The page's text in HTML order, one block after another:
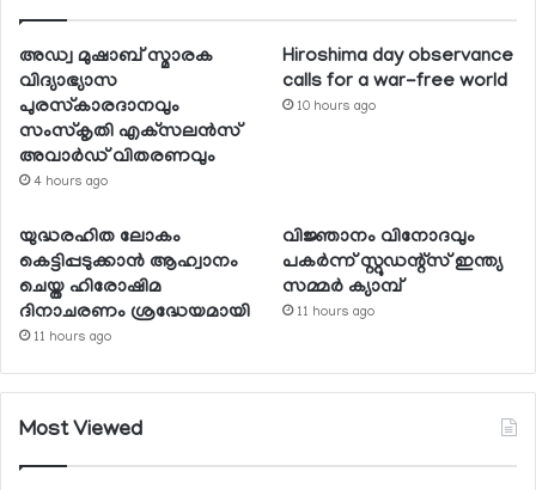
അഡ്വ മുഷാബ് സ്മാരക
വിദ്യാഭ്യാസ
പുരസ്‌കാരദാനവും
സംസ്‌കൃതി എക്‌സലന്‍സ്
അവാര്‍ഡ് വിതരണവും
4 hours ago
Hiroshima day observance
calls for a war-free world
10 hours ago
യുദ്ധരഹിത ലോകം
കെട്ടിപ്പടുക്കാന്‍ ആഹ്വാനം
ചെയ്ത ഹിരോഷിമ
ദിനാചരണം ശ്രദ്ധേയമായി
11 hours ago
വിജ്ഞാനം വിനോദവും
പകര്‍ന്ന് സ്റ്റുഡന്റ്‌സ് ഇന്ത്യ
സമ്മര്‍ ക്യാമ്പ്
11 hours ago
Most Viewed